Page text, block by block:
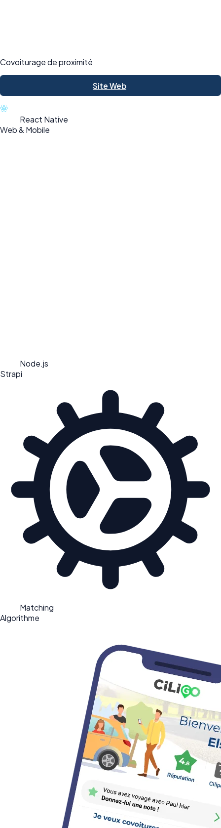
Covoiturage de proximité
Site Web
React Native
Web & Mobile
Node.js
Strapi
Matching
Algorithme